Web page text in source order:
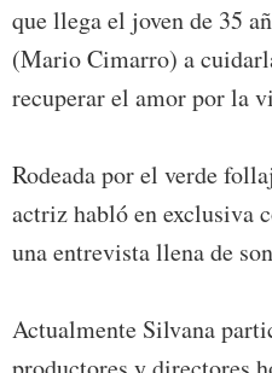
que llega el joven de 35
(Mario Cimarro) a
recuperar el amor por la
Rodeada por el verde
actriz habló en exclusiva
una entrevista llena de
Actualmente Silvana